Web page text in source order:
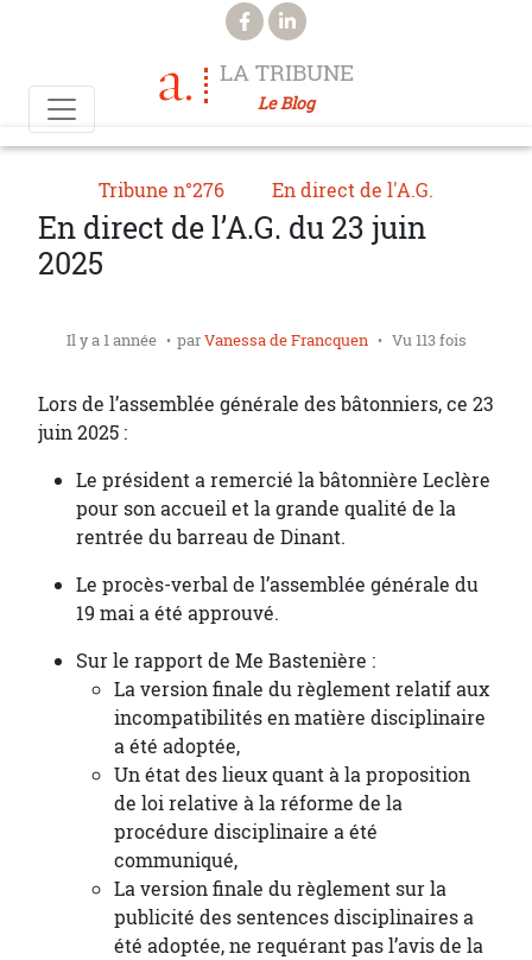
Aller au contenu principal
LA TRIBUNE
Le Blog
Tribune n°276 En direct de l'A.G.
En direct de l’A.G. du 23 juin
2025
Il y a 1 année parVanessa de Francquen Vu 113 fois
Lors de l’assemblée générale des bâtonniers, ce 23
juin 2025 :
Le président a remercié la bâtonnière Leclère
pour son accueil et la grande qualité de la
rentrée du barreau de Dinant.
Le procès-verbal de l’assemblée générale du
19 mai a été approuvé.
Sur le rapport de Me Bastenière :
La version finale du règlement relatif aux
incompatibilités en matière disciplinaire
a été adoptée,
Un état des lieux quant à la proposition
de loi relative à la réforme de la
procédure disciplinaire a été
communiqué,
La version finale du règlement sur la
publicité des sentences disciplinaires a
été adoptée, ne requérant pas l’avis de la